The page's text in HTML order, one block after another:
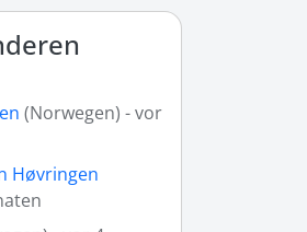
(Norwegen) - vor
Høvringen